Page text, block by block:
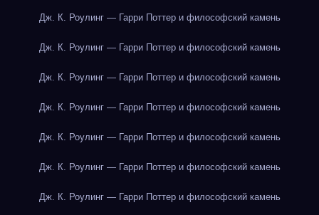
Дж. К. Роулинг — Гарри Поттер и философский камень
Дж. К. Роулинг — Гарри Поттер и философский камень
Дж. К. Роулинг — Гарри Поттер и философский камень
Дж. К. Роулинг — Гарри Поттер и философский камень
Дж. К. Роулинг — Гарри Поттер и философский камень
Дж. К. Роулинг — Гарри Поттер и философский камень
Дж. К. Роулинг — Гарри Поттер и философский камень